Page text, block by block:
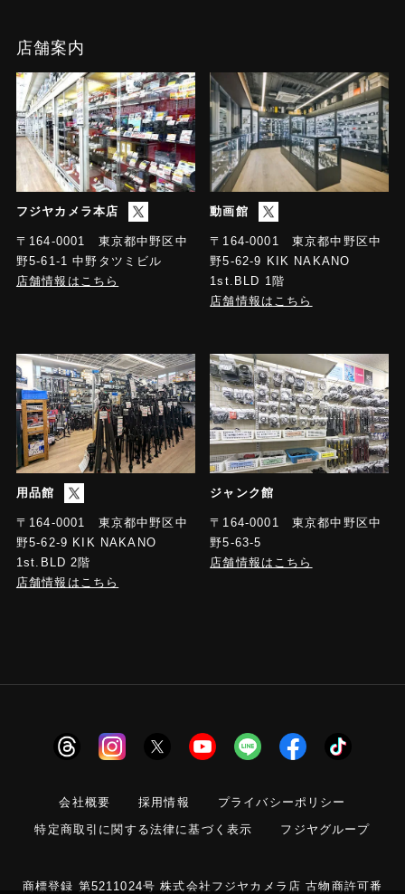
店舗案内
フジヤカメラ本店
〒164-0001 東京都中野区中
野5-61-1 中野タツミビル
店舗情報はこちら
動画館
〒164-0001 東京都中野区中
野5-62-9 KIK NAKANO
1st.BLD 1階
店舗情報はこちら
用品館
〒164-0001 東京都中野区中
野5-62-9 KIK NAKANO
1st.BLD 2階
店舗情報はこちら
ジャンク館
〒164-0001 東京都中野区中
野5-63-5
店舗情報はこちら
会社概要 採用情報
プライバシーポリシー
特定商取引に関する法律に基づく表示
フジヤグループ
商標登録 第5211024号 株式会社フジヤカメラ店 古物商許可番